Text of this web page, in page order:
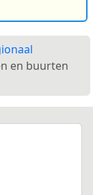
en buurten